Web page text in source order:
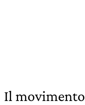
Il movimento